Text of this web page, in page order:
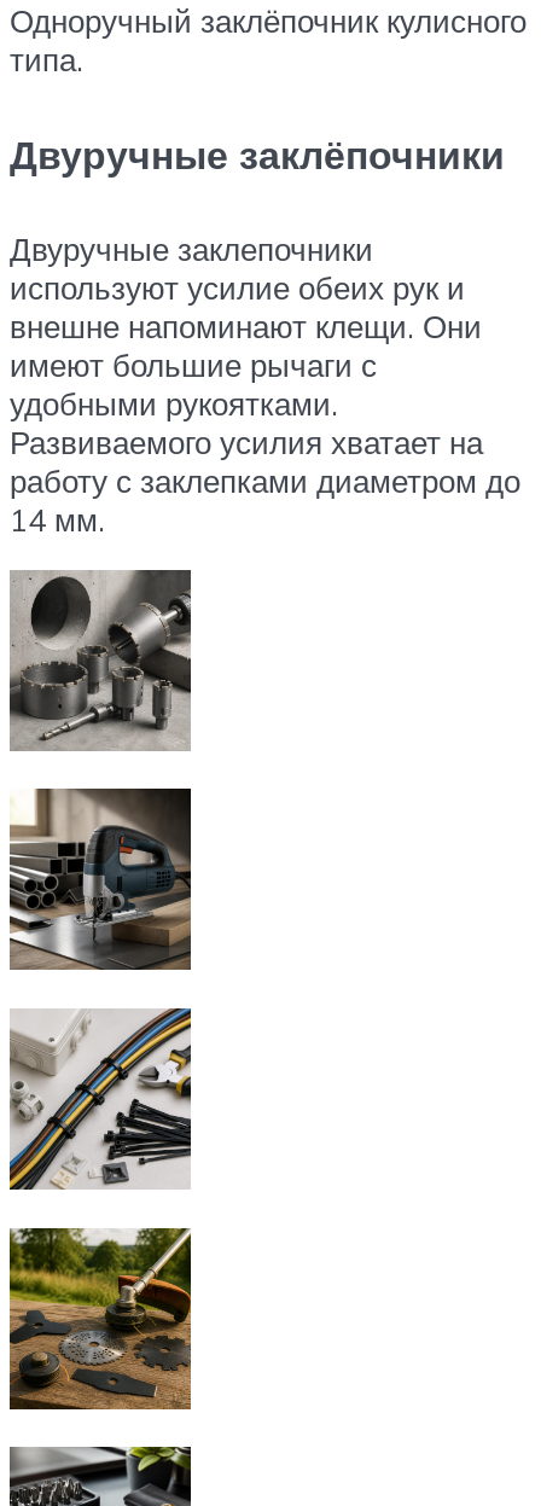
Одноручный заклёпочник кулисного
типа.
Двуручные заклёпочники
Двуручные заклепочники
используют усилие обеих рук и
внешне напоминают клещи. Они
имеют большие рычаги с
удобными рукоятками.
Развиваемого усилия хватает на
работу с заклепками диаметром до
14 мм.